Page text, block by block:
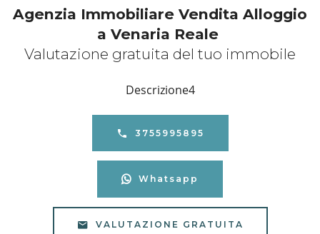
Agenzia Immobiliare Vendita Alloggio
a Venaria Reale
Valutazione gratuita del tuo immobile
Descrizione4
3755995895
Whatsapp
VALUTAZIONE GRATUITA